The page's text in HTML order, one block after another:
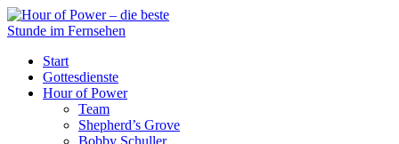
Start
Gottesdienste
Hour of Power
Team
Shepherd’s Grove
Bobby Schuller